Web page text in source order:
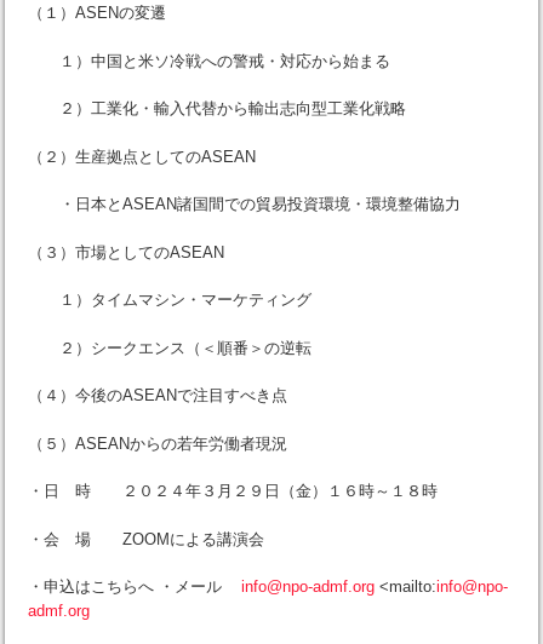
（１）ASENの変遷
１）中国と米ソ冷戦への警戒・対応から始まる
２）工業化・輸入代替から輸出志向型工業化戦略
（２）生産拠点としてのASEAN
・日本とASEAN諸国間での貿易投資環境・環境整備協力
（３）市場としてのASEAN
１）タイムマシン・マーケティング
２）シークエンス（＜順番＞の逆転
（４）今後のASEANで注目すべき点
（５）ASEANからの若年労働者現況
・日 時 ２０２４年３月２９日（金）１６時～１８時
・会 場 ZOOMによる講演会
・申込はこちらへ ・メール info@npo-admf.org<mailto:info@npo-
admf.org